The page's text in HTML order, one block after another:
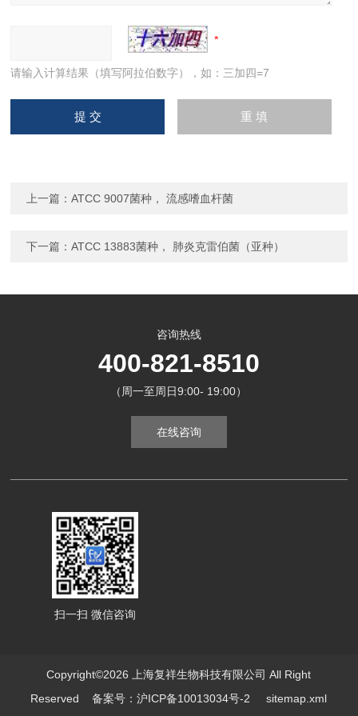
请输入计算结果（填写阿拉伯数字），如：三加四=7
上一篇：ATCC 9007菌种， 流感嗜血杆菌
下一篇：ATCC 13883菌种， 肺炎克雷伯菌（亚种）
咨询热线
400-821-8510
（周一至周日9:00- 19:00）
在线咨询
扫一扫 微信咨询
Copyright©2026 上海复祥生物科技有限公司 All Right
Reserved备案号：沪ICP备10013034号-2 sitemap.xml